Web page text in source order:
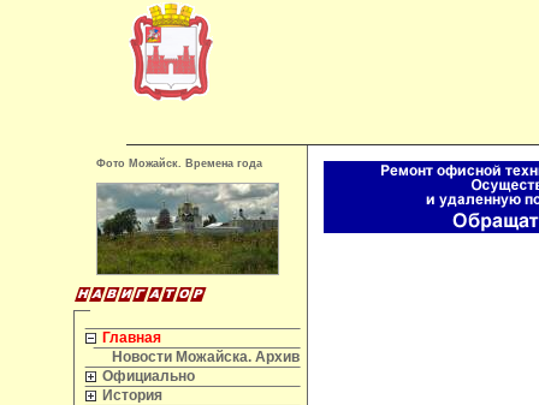
Фото Можайск. Времена года
Главная
Новости Можайска. Архив
Официально
История